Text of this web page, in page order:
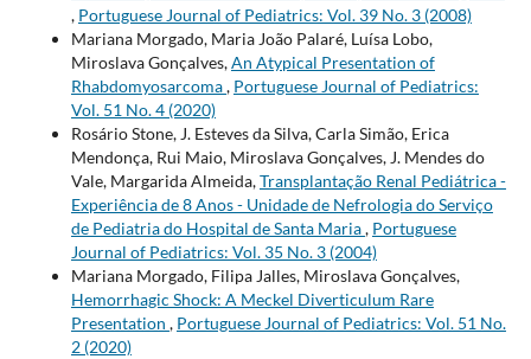
, Portuguese Journal of Pediatrics: Vol. 39 No. 3 (2008)
Mariana Morgado, Maria João Palaré, Luísa Lobo,
Miroslava Gonçalves,An Atypical Presentation of
Rhabdomyosarcoma, Portuguese Journal of Pediatrics:
Vol. 51 No. 4 (2020)
Rosário Stone, J. Esteves da Silva, Carla Simão, Erica
Mendonça, Rui Maio, Miroslava Gonçalves, J. Mendes do
Vale, Margarida Almeida,Transplantação Renal Pediátrica -
Experiência de 8 Anos - Unidade de Nefrologia do Serviço
de Pediatria do Hospital de Santa Maria, Portuguese
Journal of Pediatrics: Vol. 35 No. 3 (2004)
Mariana Morgado, Filipa Jalles, Miroslava Gonçalves,
Hemorrhagic Shock: A Meckel Diverticulum Rare
Presentation , Portuguese Journal of Pediatrics: Vol. 51 No.
2 (2020)